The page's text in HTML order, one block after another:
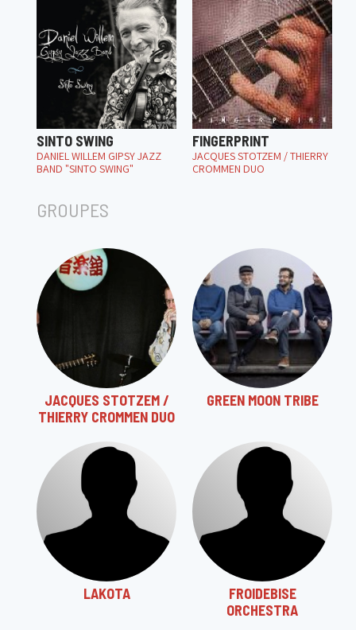
SINTO SWING
DANIEL WILLEM GIPSY JAZZ
BAND "SINTO SWING"
FINGERPRINT
JACQUES STOTZEM / THIERRY
CROMMEN DUO
GROUPES
JACQUES STOTZEM /
THIERRY CROMMEN DUO
GREEN MOON TRIBE
LAKOTA
FROIDEBISE
ORCHESTRA